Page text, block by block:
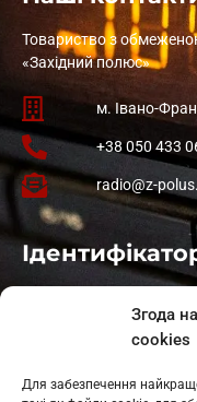
Згода
cookies
Для забезпечення
Товариство з
«Західний полюс»
м. Івано-
+38 050 433
radio@z-
: L11-01410
: L11-01801
Косів: L11-01805